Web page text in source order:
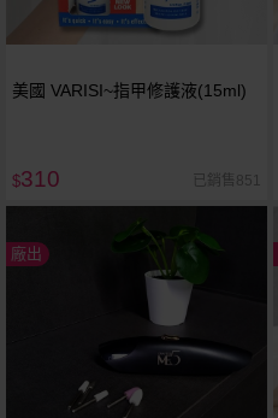
美國 VARISI~指甲修護液(15ml)
$310 已銷售851
廠出